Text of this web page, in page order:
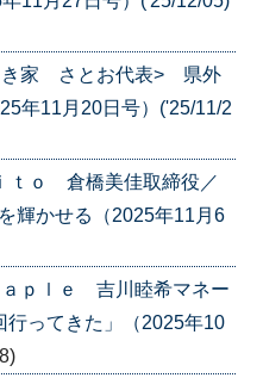
き家 さとお代表> 県外
年11月20日号）('25/11/2
ｔｏ 倉橋美佳取締役／
輝かせる（2025年11月6
ａｐｌｅ 吉川睦希マネー
ってきた」（2025年10